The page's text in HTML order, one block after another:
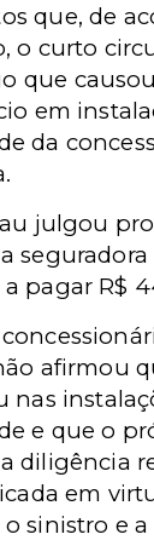
que, de
o curto
que
em
da
julgou
pagar R$
afirmou
nas
e que o
diligência
em
sinistro e a